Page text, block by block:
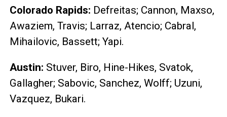
Colorado Rapids: Defreitas; Cannon, Maxso,
Awaziem, Travis; Larraz, Atencio; Cabral,
Mihailovic, Bassett; Yapi.
Austin: Stuver, Biro, Hine-Hikes, Svatok,
Gallagher; Sabovic, Sanchez, Wolff; Uzuni,
Vazquez, Bukari.